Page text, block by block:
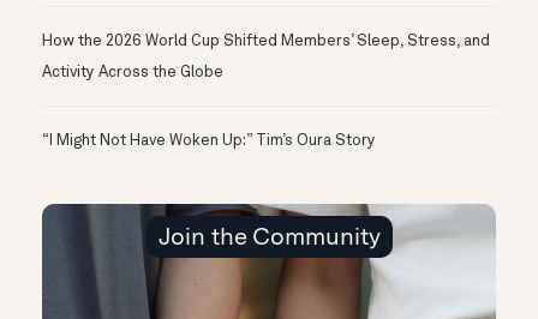
How the 2026 World Cup Shifted Members’ Sleep, Stress, and
Activity Across the Globe
“I Might Not Have Woken Up:” Tim’s Oura Story
Join the Community